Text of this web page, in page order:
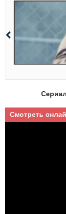
Смотреть